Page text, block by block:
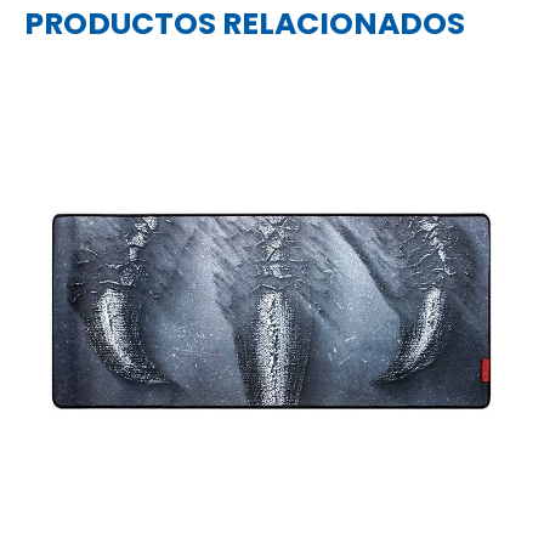
PRODUCTOS RELACIONADOS